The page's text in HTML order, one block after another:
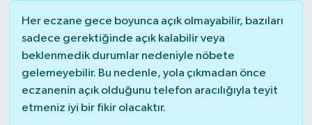
Her eczane gece boyunca açık olmayabilir, bazıları
sadece gerektiğinde açık kalabilir veya
beklenmedik durumlar nedeniyle nöbete
gelemeyebilir. Bu nedenle, yola çıkmadan önce
eczanenin açık olduğunu telefon aracılığıyla teyit
etmeniz iyi bir fikir olacaktır.